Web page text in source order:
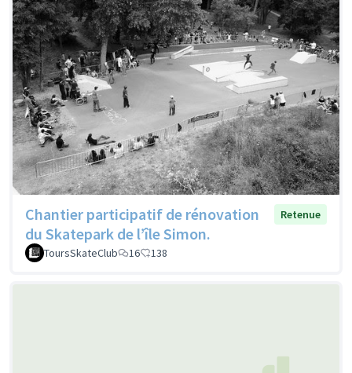
Chantier participatif de rénovation
du Skatepark de l’île Simon.
Retenue
ToursSkateClub 16 138